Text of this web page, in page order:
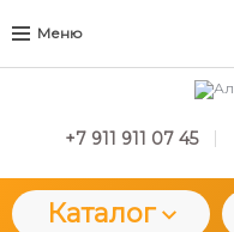
Меню
+7 911 911 07 45
Каталог